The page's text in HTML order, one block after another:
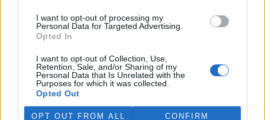
I want to opt-out of processing my
Personal Data for Targeted Advertising.
Opted In
I want to opt-out of Collection, Use,
Retention, Sale, and/or Sharing of my
Personal Data that Is Unrelated with the
Purposes for which it was collected.
Opted Out
OPT OUT FROM ALL CONFIRM
elektromobilu Peaq
auta v Česku roste, ale
pomaleji než v EU
reklama